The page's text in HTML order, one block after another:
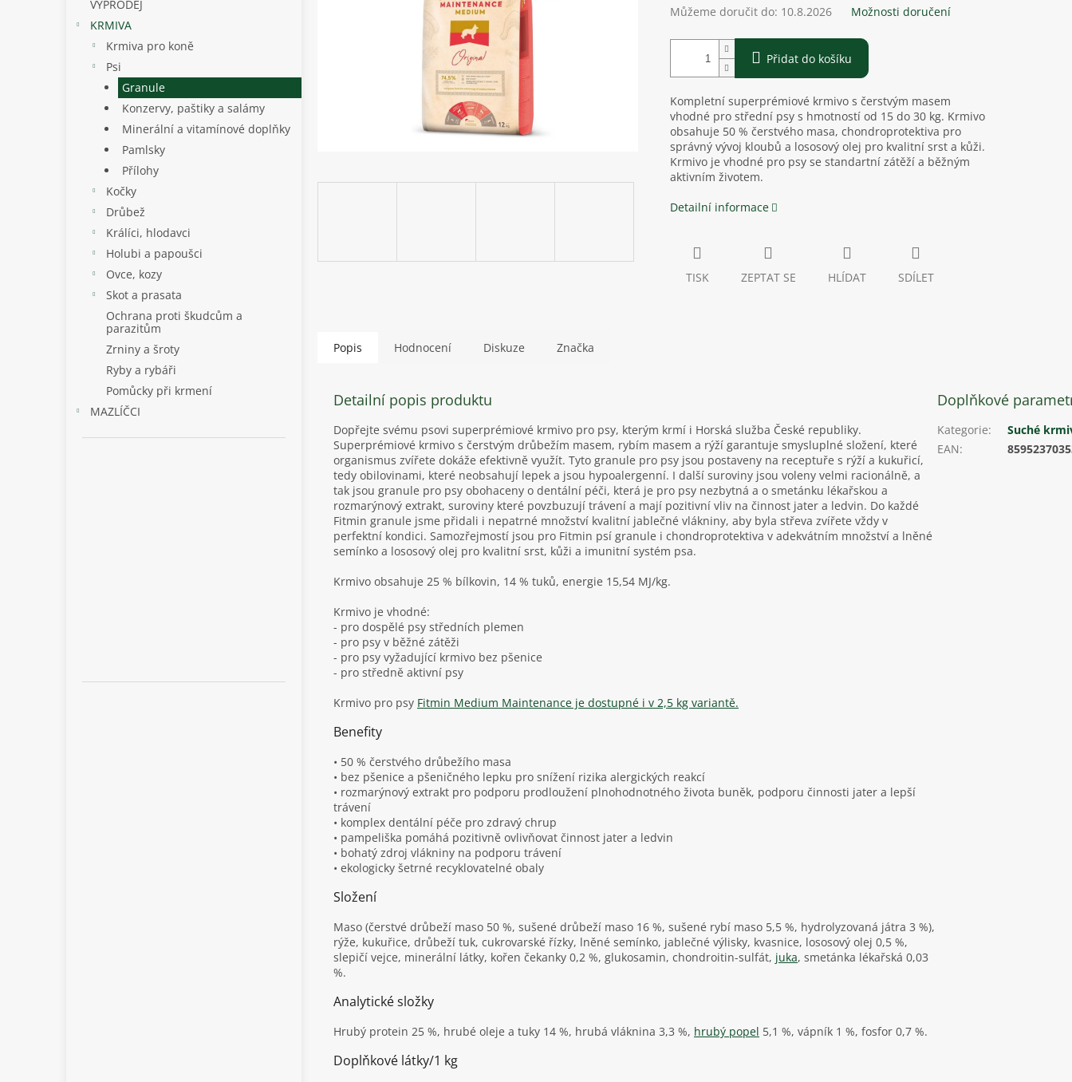
VÝPRODEJ
KRMIVA
Krmiva pro koně
Psi
Granule
Konzervy, paštiky a salámy
Minerální a vitamínové doplňky
Pamlsky
Přílohy
Kočky
Drůbež
Králíci, hlodavci
Holubi a papoušci
Ovce, kozy
Skot a prasata
Ochrana proti škudcům a
parazitům
Zrniny a šroty
Ryby a rybáři
Pomůcky při krmení
MAZLÍČCI
Můžeme doručit do: 10.8.2026 Možnosti doručení
Přidat do košíku
Kompletní superprémiové krmivo s čerstvým masem
vhodné pro střední psy s hmotností od 15 do 30 kg. Krmivo
obsahuje 50 % čerstvého masa, chondroprotektiva pro
správný vývoj kloubů a lososový olej pro kvalitní srst a kůži.
Krmivo je vhodné pro psy se standartní zátěží a běžným
aktivním životem.
Detailní informace
TISK ZEPTAT SE HLÍDAT SDÍLET
Popis Hodnocení Diskuze Značka
Detailní popis produktu
Dopřejte svému psovi superprémiové krmivo pro psy, kterým krmí i Horská služba České republiky.
Superprémiové krmivo s čerstvým drůbežím masem, rybím masem a rýží garantuje smysluplné složení, které
organismus zvířete dokáže efektivně využít. Tyto granule pro psy jsou postaveny na receptuře s rýží a kukuřicí,
tedy obilovinami, které neobsahují lepek a jsou hypoalergenní. I další suroviny jsou voleny velmi racionálně, a
tak jsou granule pro psy obohaceny o dentální péči, která je pro psy nezbytná a o smetánku lékařskou a
rozmarýnový extrakt, suroviny které povzbuzují trávení a mají pozitivní vliv na činnost jater a ledvin. Do každé
Fitmin granule jsme přidali i nepatrné množství kvalitní jablečné vlákniny, aby byla střeva zvířete vždy v
perfektní kondici. Samozřejmostí jsou pro Fitmin psí granule i chondroprotektiva v adekvátním množství a lněné
semínko a lososový olej pro kvalitní srst, kůži a imunitní systém psa.
Krmivo obsahuje 25 % bílkovin, 14 % tuků, energie 15,54 MJ/kg.
Krmivo je vhodné:
- pro dospělé psy středních plemen
- pro psy v běžné zátěži
- pro psy vyžadující krmivo bez pšenice
- pro středně aktivní psy
Krmivo pro psy Fitmin Medium Maintenance je dostupné i v 2,5 kg variantě.
Benefity
• 50 % čerstvého drůbežího masa
• bez pšenice a pšeničného lepku pro snížení rizika alergických reakcí
• rozmarýnový extrakt pro podporu prodloužení plnohodnotného života buněk, podporu činnosti jater a lepší
trávení
• komplex dentální péče pro zdravý chrup
• pampeliška pomáhá pozitivně ovlivňovat činnost jater a ledvin
• bohatý zdroj vlákniny na podporu trávení
• ekologicky šetrné recyklovatelné obaly
Složení
Maso (čerstvé drůbeží maso 50 %, sušené drůbeží maso 16 %, sušené rybí maso 5,5 %, hydrolyzovaná játra 3 %),
rýže, kukuřice, drůbeží tuk, cukrovarské řízky, lněné semínko, jablečné výlisky, kvasnice, lososový olej 0,5 %,
slepičí vejce, minerální látky, kořen čekanky 0,2 %, glukosamin, chondroitin-sulfát, juka, smetánka lékařská 0,03
%.
Analytické složky
Hrubý protein 25 %, hrubé oleje a tuky 14 %, hrubá vláknina 3,3 %, hrubý popel 5,1 %, vápník 1 %, fosfor 0,7 %.
Doplňkové látky/1 kg
Doplňkové
Kategorie:
Suché
EAN: